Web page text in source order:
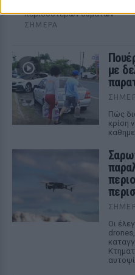
περισσότερων θυμάτων
ΣΉΜΕΡΑ
με
Πώς
κρίση
Οι